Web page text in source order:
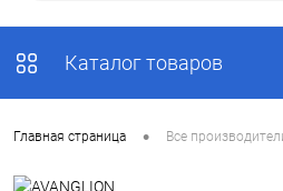
Каталог товаров
Главная страница • Все